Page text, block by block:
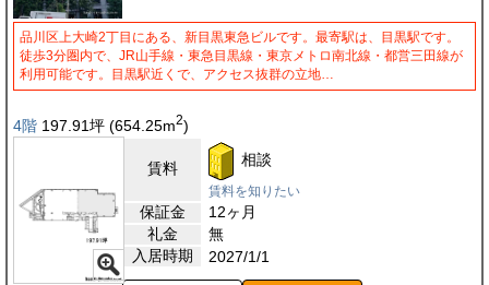
品川区上大崎2丁目にある、新目黒東急ビルです。最寄駅は、目黒駅です。
徒歩3分圏内で、JR山手線・東急目黒線・東京メトロ南北線・都営三田線が
利用可能です。目黒駅近くで、アクセス抜群の立地…
4階 197.91坪 (654.25m2)
賃料 相談
賃料を知りたい
保証金
12ヶ月
礼金
無
入居時期
2027/1/1